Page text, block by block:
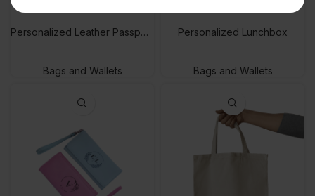
Personalized Leather Passport Cover
Bags and Wallets
Personalized Lunchbox
Bags and Wallets